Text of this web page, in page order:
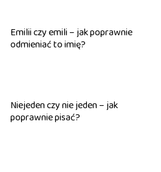
Emilii czy emili – jak poprawnie
odmieniać to imię?
Niejeden czy nie jeden – jak
poprawnie pisać?